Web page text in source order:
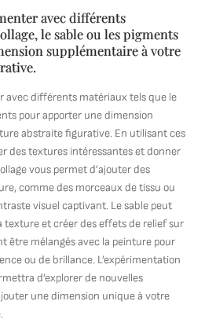
avec différents
le sable ou les pigments
supplémentaire à votre
avec différents matériaux tels que le
pour apporter une dimension
abstraite figurative. En utilisant ces
des textures intéressantes et donner
vous permet d’ajouter des
comme des morceaux de tissu ou
visuel captivant. Le sable peut
texture et créer des effets de relief sur
être mélangés avec la peinture pour
ou de brillance. L’expérimentation
d’explorer de nouvelles
une dimension unique à votre